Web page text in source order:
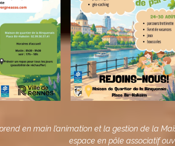
en main l’animation et la gestion de la
espace en pôle associatif